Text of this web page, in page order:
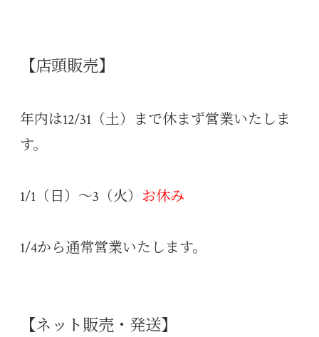
【店頭販売】
年内は12/31（土）まで休まず営業いたしま
す。
1/1（日）～3（火） お休み
1/4から通常営業いたします。
【ネット販売・発送】